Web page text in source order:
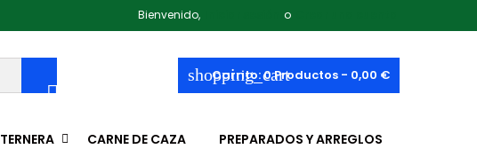
Bienvenido, o
shopping_cart
Carrito:0Productos - 0,00 €

TERNERA CARNE DE CAZA PREPARADOS Y ARREGLOS